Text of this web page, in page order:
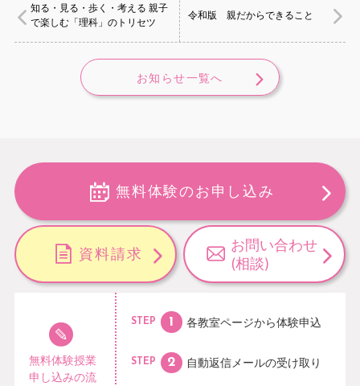
知る・見る・歩く・考える 親子
で楽しむ「理科」のトリセツ
令和版 親だからできること
お知らせ一覧へ
無料体験のお申し込み
資料請求
お問い合わせ
(相談)
無料体験授業
申し込みの流
STEP 各教室ページから体験申込
STEP 自動返信メールの受け取り